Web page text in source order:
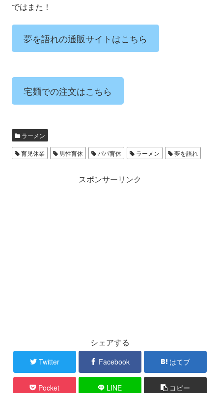
ではまた！
夢を語れの通販サイトはこちら
宅麺での注文はこちら
ラーメン
育児休業 男性育休 パパ育休 ラーメン 夢を語れ
スポンサーリンク
シェアする
Twitter Facebook はてブ
Pocket LINE コピー